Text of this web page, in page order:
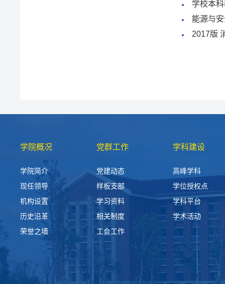
学校本
能源与
2017版
学院概况
学院简介
现任领导
机构设置
历史沿革
荣誉之墙
党群工作
党建动态
样板支部
学习资料
相关制度
工会工作
学科建设
高峰学科
学位授权点
学科平台
学术活动